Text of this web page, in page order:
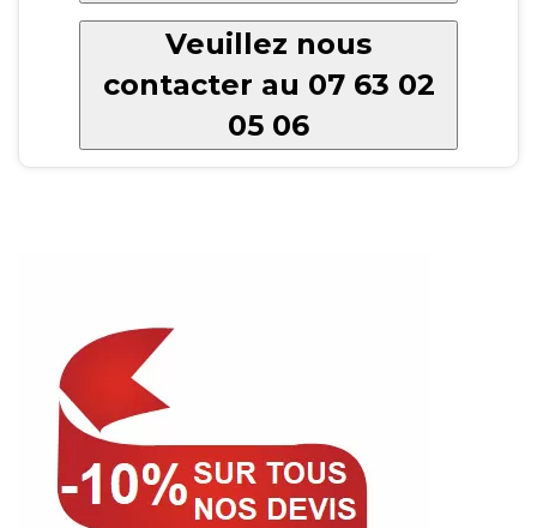
Veuillez nous
contacter au 07 63 02
05 06